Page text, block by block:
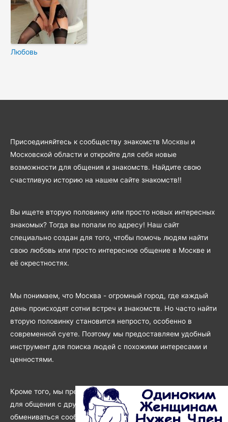
Любовь
Присоединяйтесь к сообществу знакомств Москвы и
Московской области и откройте для себя новые
возможности для общения и знакомств. Найдите свою
счастливую историю на нашем сайте знакомств!!
Вы ищете вторую половинку или просто новых интересных
знакомых? Тогда вы попали по адресу! Наш сайт
специально создан для того, чтобы помочь людям найти
свою любовь или просто интересное общение в Москве и
её окрестностях.
Мы понимаем, что Москва - огромный город, где каждый
день происходят сотни встреч и знакомств. Но часто найти
вторую половинку становится непросто, особенно в
современной суете. Поэтому мы предоставляем удобный
инструмент для поиска людей с похожими интересами и
ценностями.
Кроме того, мы предоставляем удобный и безопасный чат
для общения с другими пользователями. Вы сможете
обмениваться сообщениями, а также отправлять